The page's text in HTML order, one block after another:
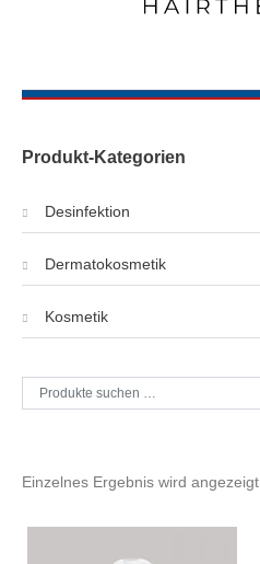
Einzelnes Ergebnis wird angezeigt
Produkt-Kategorien
Desinfektion
Dermatokosmetik
Kosmetik
Suche
nach: